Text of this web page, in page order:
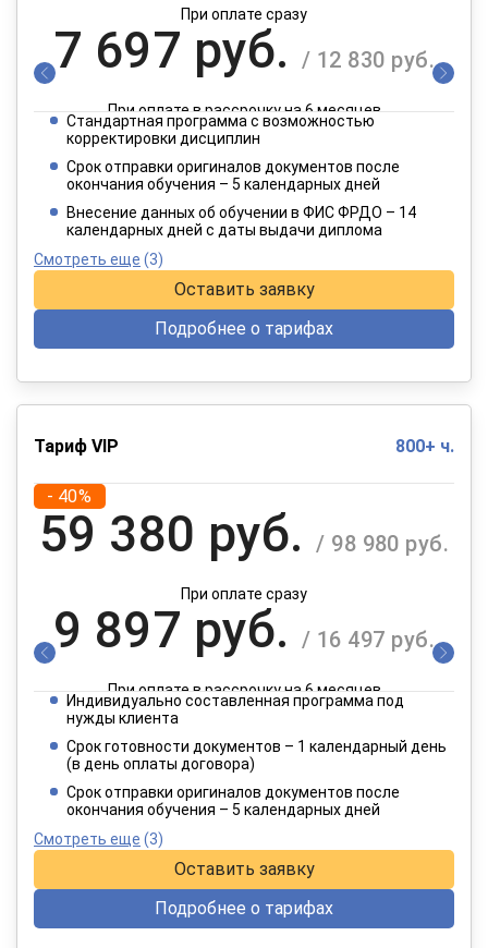
При оплате сразу
7 697 руб. / 12 830 руб.
При оплате в рассрочку на 6 месяцев
3 849 руб.
При оплате в рассрочку на 12 месяцев
Стандартная программа с возможностью
корректировки дисциплин
Срок отправки оригиналов документов после
окончания обучения – 5 календарных дней
Внесение данных об обучении в ФИС ФРДО – 14
календарных дней с даты выдачи диплома
Смотреть еще (3)
Оставить заявку
Подробнее о тарифах
Тариф VIP 800+ ч.
- 40%
59 380 руб. / 98 980 руб.
При оплате сразу
9 897 руб. / 16 497 руб.
При оплате в рассрочку на 6 месяцев
4 949 руб. / 8 249 руб.
При оплате в рассрочку на 12 месяцев
Индивидуально составленная программа под
нужды клиента
Срок готовности документов – 1 календарный день
(в день оплаты договора)
Срок отправки оригиналов документов после
окончания обучения – 5 календарных дней
Смотреть еще (3)
Оставить заявку
Подробнее о тарифах